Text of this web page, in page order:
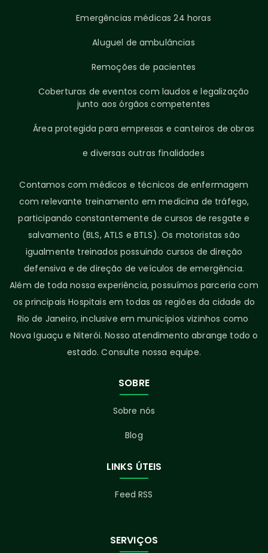
Emergências médicas 24 horas
Aluguel de ambulâncias
Remoções de pacientes
Coberturas de eventos com laudos e legalização
junto aos órgãos competentes
Área protegida para empresas e canteiros de obras
e diversas outras finalidades
Contamos com médicos e técnicos de enfermagem
com relevante treinamento em medicina de tráfego,
participando constantemente de cursos de resgate e
salvamento (BLS, ATLS e BTLS). Os motoristas são
igualmente treinados possuindo cursos de direção
defensiva e de direção de veículos de emergência.
Além de toda nossa experiência, possuímos parceria com
os principais Hospitais em todas as regiões da cidade do
Rio de Janeiro, inclusive em municípios vizinhos como
Nova Iguaçu e Niterói. Nosso atendimento abrange todo o
estado. Consulte nossa equipe.
SOBRE
Sobre nós
Blog
LINKS ÚTEIS
Feed RSS
SERVIÇOS